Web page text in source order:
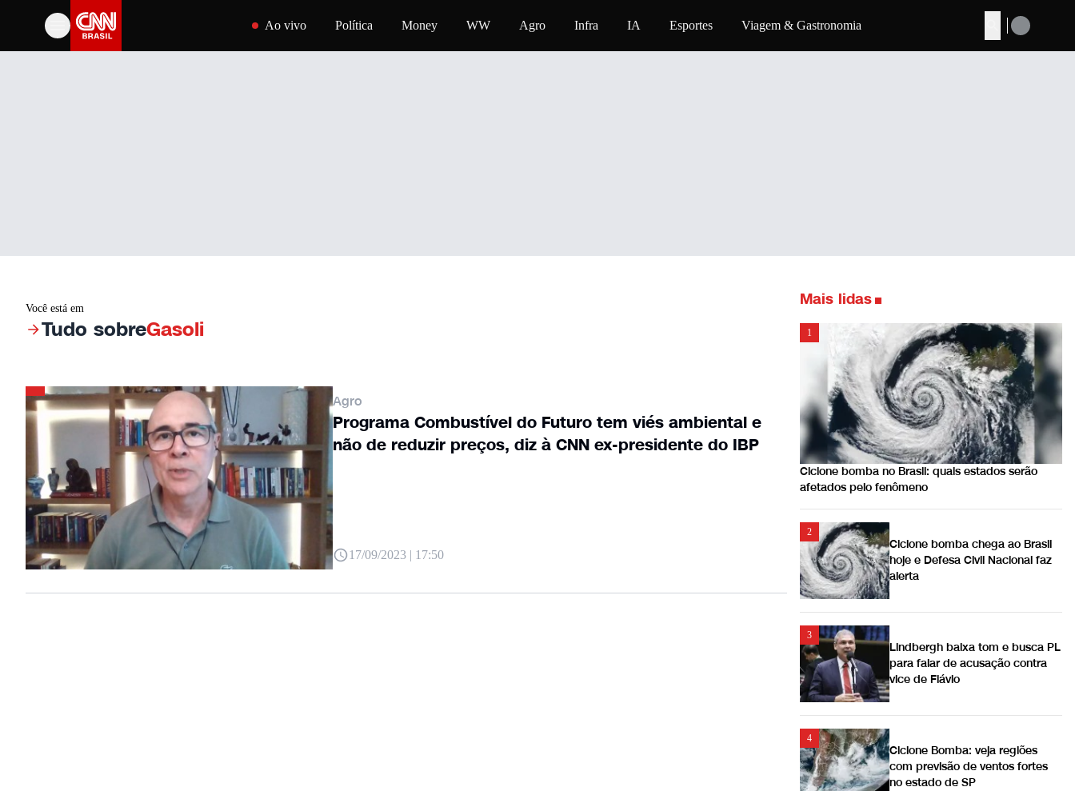
Buscar
Pular para o conteúdo
Ao vivo Política Money WW Agro Infra IA Esportes Viagem & Gastronomia
Você está em
Tudo sobreGasoli
Agro
Programa Combustível do Futuro tem viés ambiental e
não de reduzir preços, diz à CNN ex-presidente do IBP
17/09/2023 | 17:50
Mais lidas
1
Ciclone bomba no Brasil: quais estados serão
afetados pelo fenômeno
2
Ciclone bomba chega ao Brasil
hoje e Defesa Civil Nacional faz
alerta
3
Lindbergh baixa tom e busca PL
para falar de acusação contra
vice de Flávio
4
Ciclone Bomba: veja regiões
com previsão de ventos fortes
no estado de SP